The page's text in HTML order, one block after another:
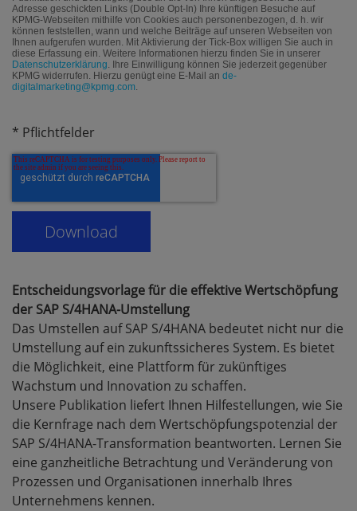
Adresse geschickten Links (Double Opt-In) Ihre künftigen Besuche auf
KPMG-Webseiten mithilfe von Cookies auch personenbezogen, d. h. wir
können feststellen, wann und welche Beiträge auf unseren Webseiten von
Ihnen aufgerufen wurden. Mit Aktivierung der Tick-Box willigen Sie auch in
diese Erfassung ein. Weitere Informationen hierzu finden Sie in unserer
Datenschutzerklärung. Ihre Einwilligung können Sie jederzeit gegenüber
KPMG widerrufen. Hierzu genügt eine E-Mail an de-
digitalmarketing@kpmg.com.
* Pflichtfelder
Entscheidungsvorlage für die effektive Wertschöpfung
der SAP S/4HANA-Umstellung
Das Umstellen auf SAP S/4HANA bedeutet nicht nur die
Umstellung auf ein zukunftssicheres System. Es bietet
die Möglichkeit, eine Plattform für zukünftiges
Wachstum und Innovation zu schaffen.
Unsere Publikation liefert Ihnen Hilfestellungen, wie Sie
die Kernfrage nach dem Wertschöpfungspotenzial der
SAP S/4HANA-Transformation beantworten. Lernen Sie
eine ganzheitliche Betrachtung und Veränderung von
Prozessen und Organisationen innerhalb Ihres
Unternehmens kennen.